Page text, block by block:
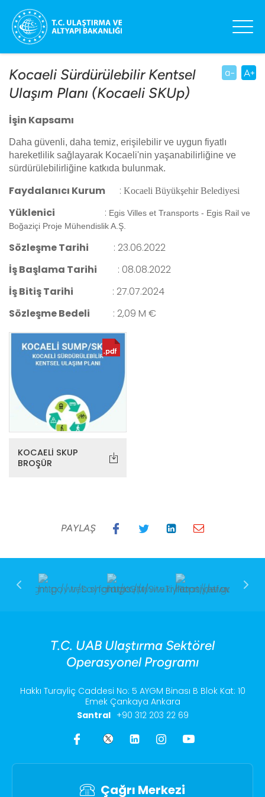
Kocaeli Sürdürülebilir Kentsel
Ulaşım Planı (Kocaeli SKUp)
İşin Kapsamı
Daha güvenli, daha temiz, erişilebilir ve uygun fiyatlı
hareketlilik sağlayarak Kocaeli'nin yaşanabilirliğine ve
sürdürülebilirliğine katkıda bulunmak.
Faydalanıcı Kurum : Kocaeli Büyükşehir Belediyesi
Yüklenici : Egis Villes et Transports - Egis Rail ve
Boğaziçi Proje Mühendislik A.Ş.
Sözleşme Tarihi : 23.06.2022
İş Başlama Tarihi
: 08.08.2022
İş Bitiş Tarihi
: 27.07.2024
Sözleşme Bedeli
: 2,09 M €
KOCAELI SKUP
BROŞÜR
PAYLAŞ
T.C. UAB Ulaştırma Sektörel
Operasyonel Programı
Hakkı Turayliç Caddesi No: 5 AYGM Binası B Blok Kat: 10
Emek Çankaya Ankara
Santral +90 312 203 22 69
Çağrı Merkezi